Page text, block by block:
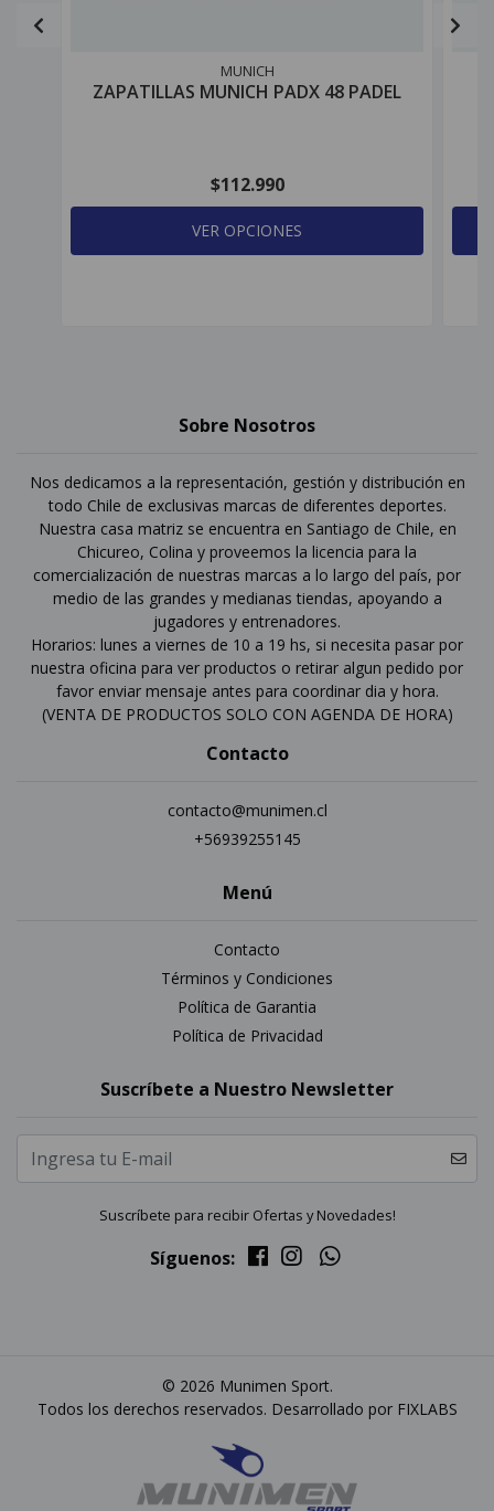
MUNICH
ZAPATILLAS MUNICH PADX 48 PADEL
$112.990
VER OPCIONES
Sobre Nosotros
Nos dedicamos a la representación, gestión y distribución en
todo Chile de exclusivas marcas de diferentes deportes.
Nuestra casa matriz se encuentra en Santiago de Chile, en
Chicureo, Colina y proveemos la licencia para la
comercialización de nuestras marcas a lo largo del país, por
medio de las grandes y medianas tiendas, apoyando a
jugadores y entrenadores.
Horarios: lunes a viernes de 10 a 19 hs, si necesita pasar por
nuestra oficina para ver productos o retirar algun pedido por
favor enviar mensaje antes para coordinar dia y hora.
(VENTA DE PRODUCTOS SOLO CON AGENDA DE HORA)
Contacto
contacto@munimen.cl
+56939255145
Menú
Contacto
Términos y Condiciones
Política de Garantia
Política de Privacidad
Suscríbete a Nuestro Newsletter
Suscríbete para recibir Ofertas y Novedades!
Síguenos:
© 2026 Munimen Sport.
Todos los derechos reservados. Desarrollado por FIXLABS